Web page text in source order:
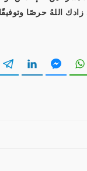
اللهُ حرصًا